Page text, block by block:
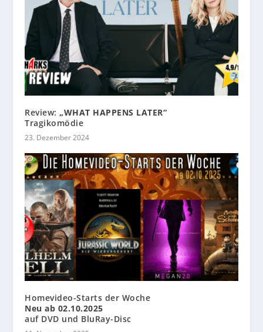
Review:„WHAT HAPPENS LATER“
Tragikomödie
23. Dezember 2024
Homevideo-Starts der Woche
Neu ab 02.10.2025
auf DVD und BluRay-Disc